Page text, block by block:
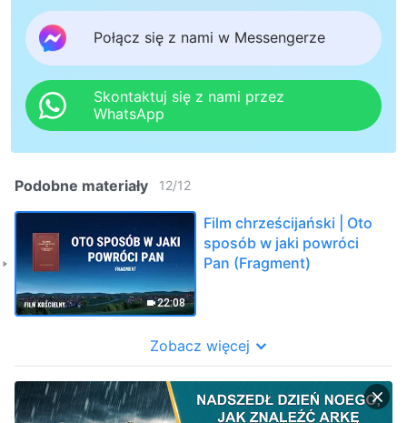
Połącz się z nami w Messengerze
Skontaktuj się z nami przez
WhatsApp
Podobne materiały 12/12
22:08
Film chrześcijański | Oto
sposób w jaki powróci
Pan (Fragment)
Zobacz więcej